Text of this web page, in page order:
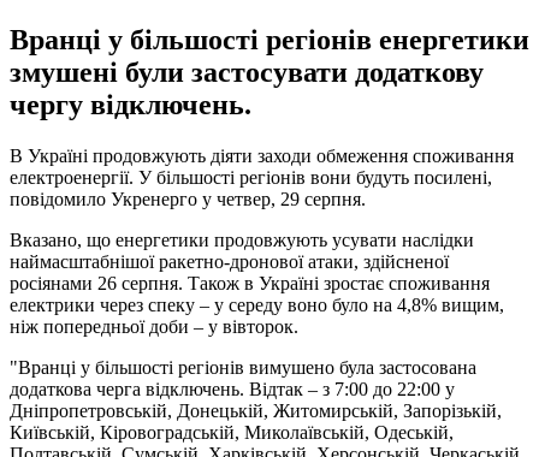
Вранці у більшості регіонів енергетики
змушені були застосувати додаткову
чергу відключень.
В Україні продовжують діяти заходи обмеження споживання
електроенергії. У більшості регіонів вони будуть посилені,
повідомило Укренерго у четвер, 29 серпня.
Вказано, що енергетики продовжують усувати наслідки
наймасштабнішої ракетно-дронової атаки, здійсненої
росіянами 26 серпня. Також в Україні зростає споживання
електрики через спеку – у середу воно було на 4,8% вищим,
ніж попередньої доби – у вівторок.
"Вранці у більшості регіонів вимушено була застосована
додаткова черга відключень. Відтак – з 7:00 до 22:00 у
Дніпропетровській, Донецькій, Житомирській, Запорізькій,
Київській, Кіровоградській, Миколаївській, Одеській,